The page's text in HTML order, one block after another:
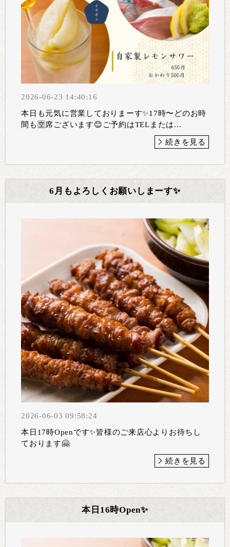
2026-06-23 14:40:16
本日も元気に営業しておりまーす✨17時〜どのお時
間も🈳席ございます😊ご予約はTELまたは...
続きを見る
6月もよろしくお願いしまーす✨
2026-06-03 09:58:24
本日17時Openです✨皆様のご来店心よりお待ちし
ております🤗
続きを見る
本日16時Open✨